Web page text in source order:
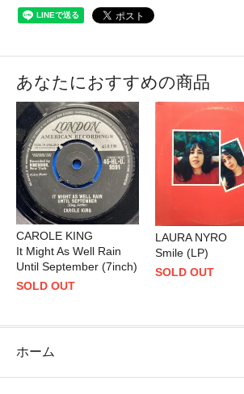
あなたにおすすめの商品
CAROLE KING
It Might As Well Rain
Until September (7inch)
SOLD OUT
LAURA NYRO
Smile (LP)
SOLD OUT
ホーム